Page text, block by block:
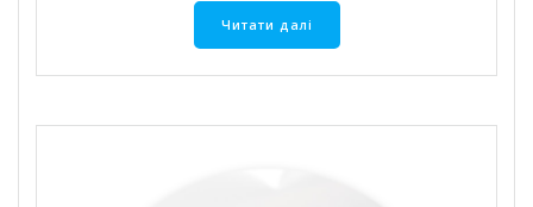
Читати далі